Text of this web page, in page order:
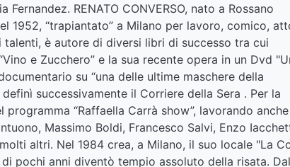
RENATO CONVERSO, nato a Rossano
1952, “trapiantato” a Milano per lavoro, comico,
è autore di diversi libri di successo tra cui
e Zucchero” e la sua recente opera in un Dvd
su “una delle ultime maschere della
successivamente il Corriere della Sera . Per la
“Raffaella Carrà show”, lavorando
Massimo Boldi, Francesco Salvi, Enzo
altri. Nel 1984 crea, a Milano, il suo locale "La
pochi anni diventò tempio assoluto della risata.